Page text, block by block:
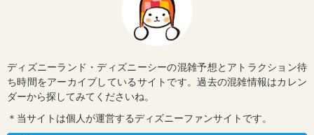
ディズニーランド・ディズニーシーの混雑予想とアトラクション待
ち時間をアーカイブしているサイトです。過去の混雑情報はカレン
ダーから探してみてくださいね。
＊当サイトは個人が運営するディズニーファンサイトです。